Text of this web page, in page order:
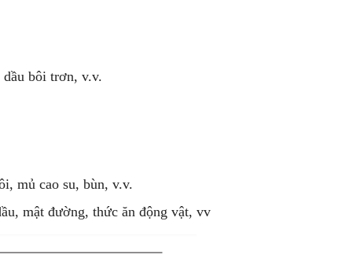
dầu bôi trơn, v.v.
mủ cao su, bùn, v.v.
mật đường, thức ăn động vật, vv